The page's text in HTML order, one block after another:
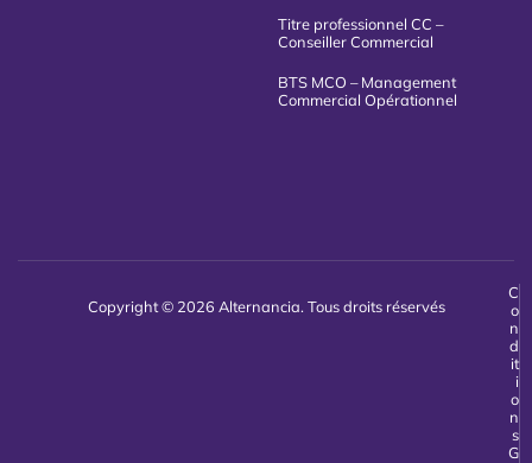
Titre professionnel CC –
Conseiller Commercial
BTS MCO – Management
Commercial Opérationnel
Copyright © 2026 Alternancia. Tous droits réservés
C
o
n
d
it
i
o
n
s
G